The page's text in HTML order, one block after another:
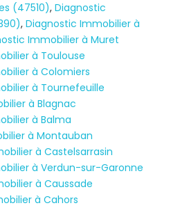
(47510),Diagnostic
,Diagnostic Immobilier à
Immobilier à Muret
à Toulouse
à Colomiers
à Tournefeuille
à Blagnac
à Balma
à Montauban
à Castelsarrasin
à Verdun-sur-Garonne
à Caussade
à Cahors